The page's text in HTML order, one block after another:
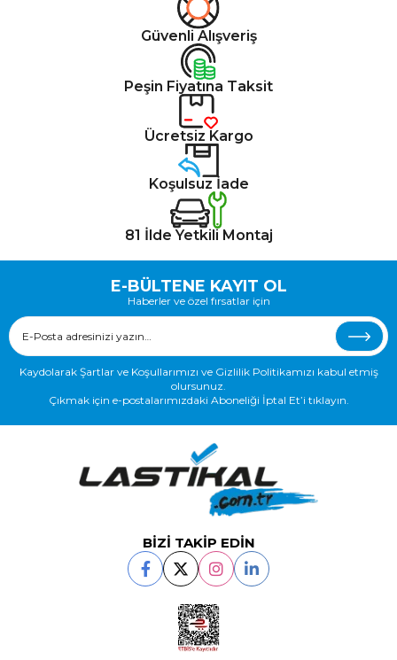
Güvenli Alışveriş
Peşin Fiyatına Taksit
Ücretsiz Kargo
Koşulsuz İade
81 İlde Yetkili Montaj
E-BÜLTENE KAYIT OL
Haberler ve özel fırsatlar için
Kaydolarak Şartlar ve Koşullarımızı ve Gizlilik Politikamızı kabul etmiş
olursunuz.
Çıkmak için e-postalarımızdaki Aboneliği İptal Et’i tıklayın.
BİZİ TAKİP EDİN